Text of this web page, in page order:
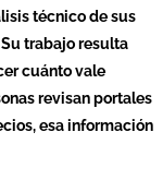
técnico de sus
trabajo resulta
cuánto vale
revisan portales
esa información